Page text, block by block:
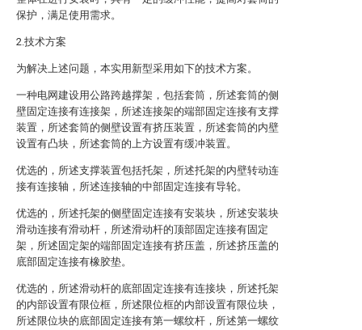
保护，满足使用需求。
2.技术方案
为解决上述问题，本实用新型采用如下的技术方案。
一种电网建设用公路跨越撑架，包括套筒，所述套筒的侧
壁固定连接有连接架，所述连接架的端部固定连接有支撑
装置，所述套筒的侧壁设置有挤压装置，所述套筒的内壁
设置有凸块，所述套筒的上方设置有缓冲装置。
优选的，所述支撑装置包括托架，所述托架的内壁转动连
接有连接轴，所述连接轴的中部固定连接有导轮。
优选的，所述托架的侧壁固定连接有安装块，所述安装块
滑动连接有滑动杆，所述滑动杆的顶部固定连接有固定
架，所述固定架的端部固定连接有挤压盖，所述挤压盖的
底部固定连接有橡胶垫。
优选的，所述滑动杆的底部固定连接有连接块，所述托架
的内部设置有限位框，所述限位框的内部设置有限位块，
所述限位块的底部固定连接有第一螺纹杆，所述第一螺纹